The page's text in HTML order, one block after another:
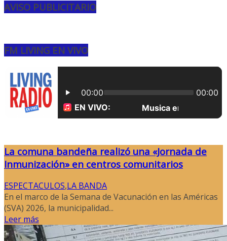
AVISO PUBLICITARIO
FM LIVING EN VIVO
La comuna bandeña realizó una «Jornada de
Inmunización» en centros comunitarios
ESPECTACULOS,LA BANDA
En el marco de la Semana de Vacunación en las Américas
(SVA) 2026, la municipalidad...
Leer más